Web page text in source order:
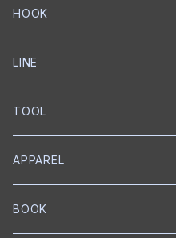
クランクベイト
プロップベイト
クランクベイト
NISHINE LURE WORKS
ミノー
リップレスクランク
BUMBLEBEE CUSTOM LURES
チャターベイト
Megabass
クランクベイト
ミノー
KEITECH
ブレードジグ
EverGreen
スピニングロッド
ベイトロッド
SLANG
スピニングロッド
GRASS ROOTS
ベイトキャスティングロッド
Out≒Law
ベイトキャスティング
DESIGNO
LEBEN
Back BOSS
GOLD Works
匠ベアリング
匠ブッシュ
GLITCH
グリス
オイル
mibro
ハンドルノブ
ハンドル
SHIMANO
グリス
HOOK
BKK
トレブルフック
シングルフック
ICHIKAWA FISHING
トレブルフック
RYUGI
トレブルフック
がまかつ
LINE
SEAGUAR
フロロカーボン
PE
SOLAROAM
フロロカーボン
DUEL
TOOL
belmont
スプリットリングプライヤー
KS Craft
APPAREL
RAPALA
BOOK